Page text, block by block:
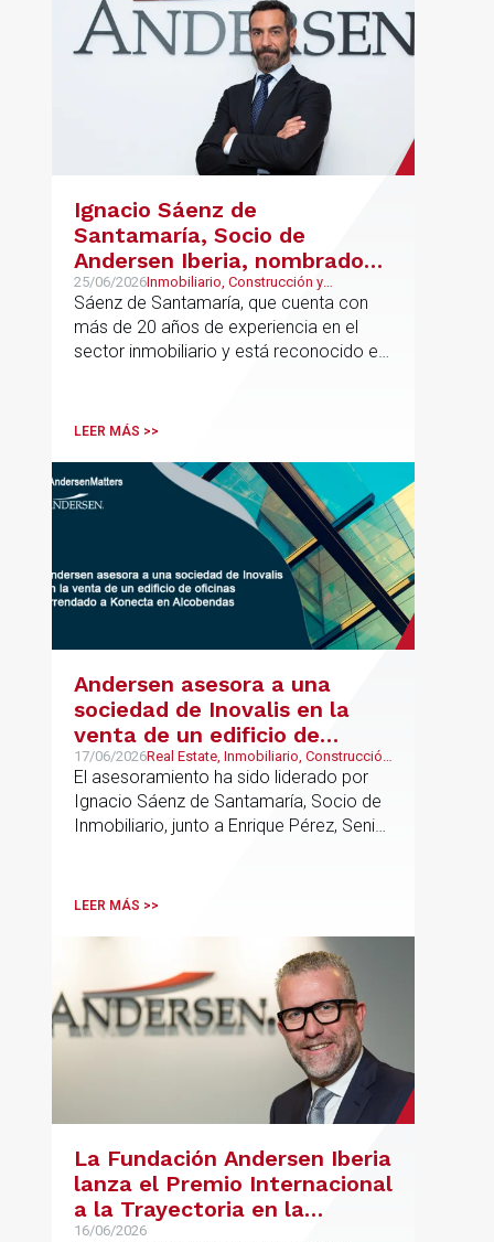
Ignacio Sáenz de
Santamaría, Socio de
Andersen Iberia, nombrado
director europeo de
Inmobiliario de Andersen
25/06/2026Inmobiliario, Construcción y
Urbanismo, Real Estate
Sáenz de Santamaría, que cuenta con
más de 20 años de experiencia en el
sector inmobiliario y está reconocido en
codirigirá el EU Real Estate Industry
UK.
LEER MÁS >>
Andersen asesora a una
sociedad de Inovalis en la
venta de un edificio de
oficinas arrendado a Konecta
en Alcobendas
17/06/2026Real Estate, Inmobiliario, Construcción
y Urbanismo
El asesoramiento ha sido liderado por
Ignacio Sáenz de Santamaría, Socio de
Inmobiliario, junto a Enrique Pérez, Senior
LEER MÁS >>
La Fundación Andersen Iberia
lanza el Premio Internacional
a la Trayectoria en la
Promoción de la Educación
16/06/2026